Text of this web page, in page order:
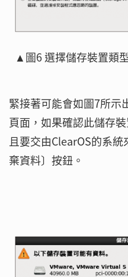
▲圖6 選擇儲存裝置類
緊接著可能會如圖7所示
頁面，如果確認此儲存
且要交由ClearOS的系
棄資料〕按鈕。